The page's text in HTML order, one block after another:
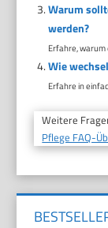
Warum
werden?
Erfahre, warum
Wie
Erfahre in
Weitere
Pflege FAQ-